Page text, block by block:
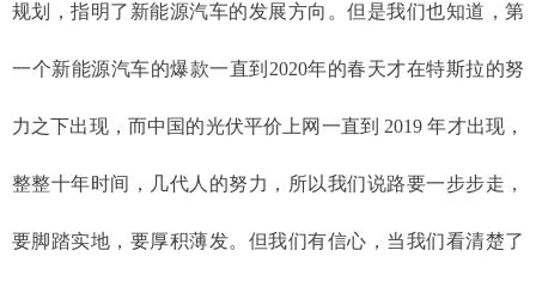
规划，指明了新能源汽车的发展方向。但是我们也知道，第
一个新能源汽车的爆款一直到2020年的春天才在特斯拉的努
力之下出现，而中国的光伏平价上网一直到 2019 年才出现，
整整十年时间，几代人的努力，所以我们说路要一步步走，
要脚踏实地，要厚积薄发。但我们有信心，当我们看清楚了